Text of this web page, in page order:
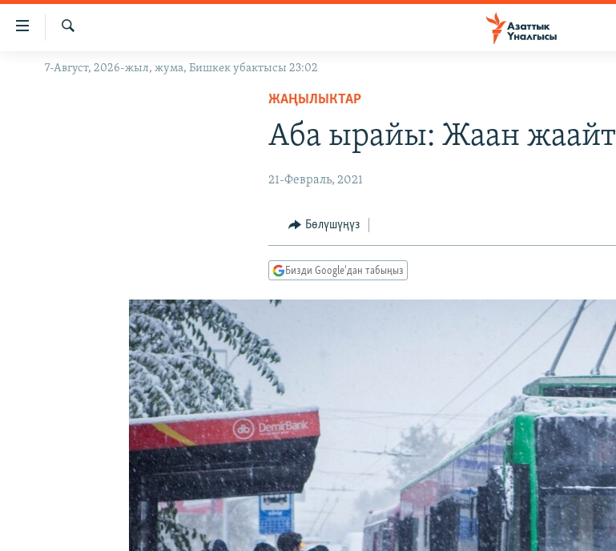
Линктер
Мазмунга
Навигацияга
ЖАҢЫЛЫКТАР
ЫҢГАЙСЫЗ СУРООЛОР
Издөө
7-Август, 2026-жыл, жума, Бишкек убактысы 23:02
ЖАҢЫЛЫКТАР
Аба ырайы: Жаан жаайт
21-Февраль, 2021
Бөлүшүңүз
Бизди Google'дан табыңыз